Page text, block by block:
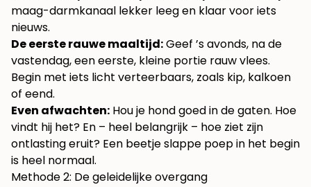
maag-darmkanaal lekker leeg en klaar voor iets
nieuws.
De eerste rauwe maaltijd:Geef ’s avonds, na de
vastendag, een eerste, kleine portie rauw vlees.
Begin met iets licht verteerbaars, zoals kip, kalkoen
of eend.
Even afwachten: Hou je hond goed in de gaten. Hoe
vindt hij het? En – heel belangrijk – hoe ziet zijn
ontlasting eruit? Een beetje slappe poep in het begin
is heel normaal.
Methode 2: De geleidelijke overgang